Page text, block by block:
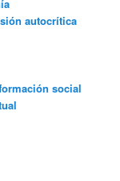
autocrítica
social